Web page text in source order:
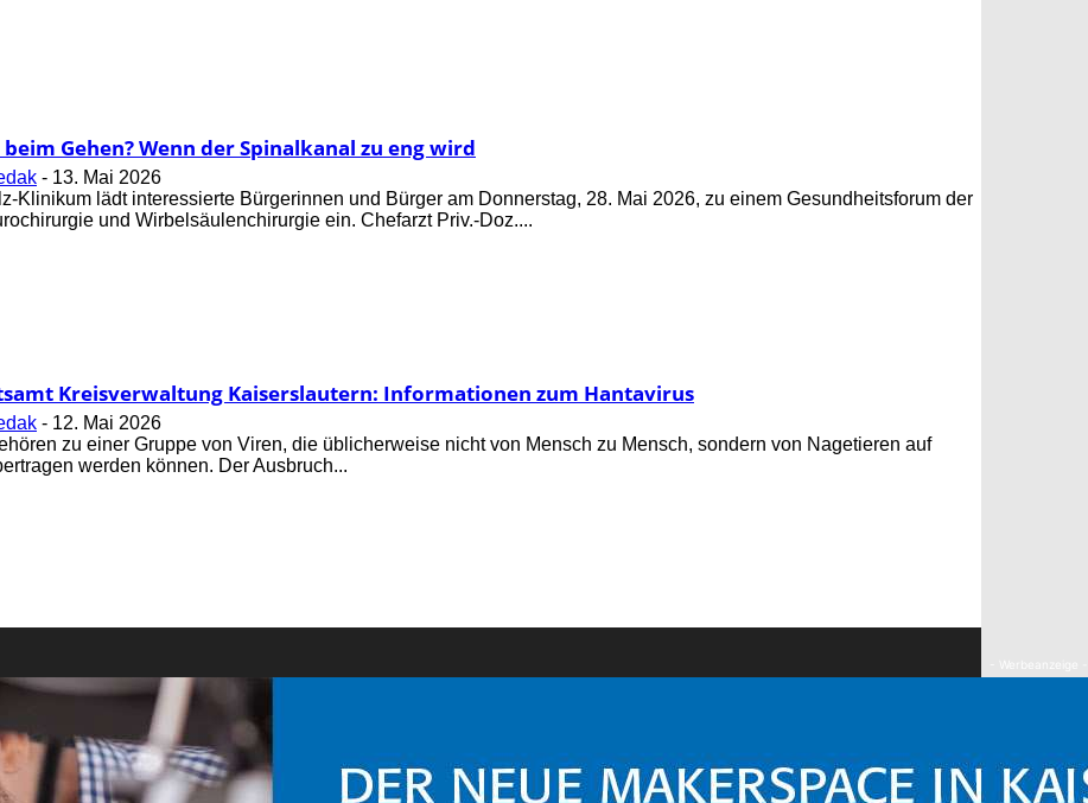
Gehen? Wenn der Spinalkanal zu eng wird
- 13. Mai 2026
Klinikum lädt interessierte Bürgerinnen und Bürger am Donnerstag, 28. Mai 2026, zu einem Gesundheitsforum der
und Wirbelsäulenchirurgie ein. Chefarzt Priv.-Doz....
Kreisverwaltung Kaiserslautern: Informationen zum Hantavirus
- 12. Mai 2026
zu einer Gruppe von Viren, die üblicherweise nicht von Mensch zu Mensch, sondern von Nagetieren auf
werden können. Der Ausbruch...
- Werbeanzeige -